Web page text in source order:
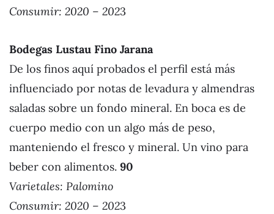
Consumir: 2020 – 2023
Bodegas Lustau Fino Jarana
De los finos aquí probados el perfil está más
influenciado por notas de levadura y almendras
saladas sobre un fondo mineral. En boca es de
cuerpo medio con un algo más de peso,
manteniendo el fresco y mineral. Un vino para
beber con alimentos. 90
Varietales: Palomino
Consumir: 2020 – 2023